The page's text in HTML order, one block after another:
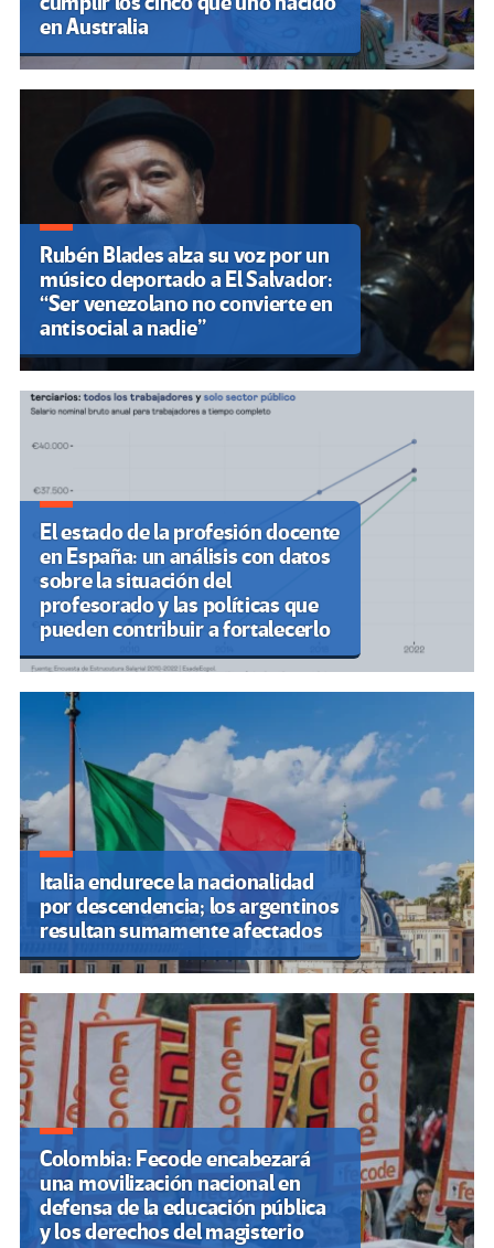
en Australia
Rubén Blades alza su voz por un
músico deportado a El Salvador:
“Ser venezolano no convierte en
antisocial a nadie”
El estado de la profesión docente
en España: un análisis con datos
sobre la situación del
profesorado y las políticas que
pueden contribuir a fortalecerlo
Italia endurece la nacionalidad
por descendencia; los argentinos
resultan sumamente afectados
Colombia: Fecode encabezará
una movilización nacional en
defensa de la educación pública
y los derechos del magisterio